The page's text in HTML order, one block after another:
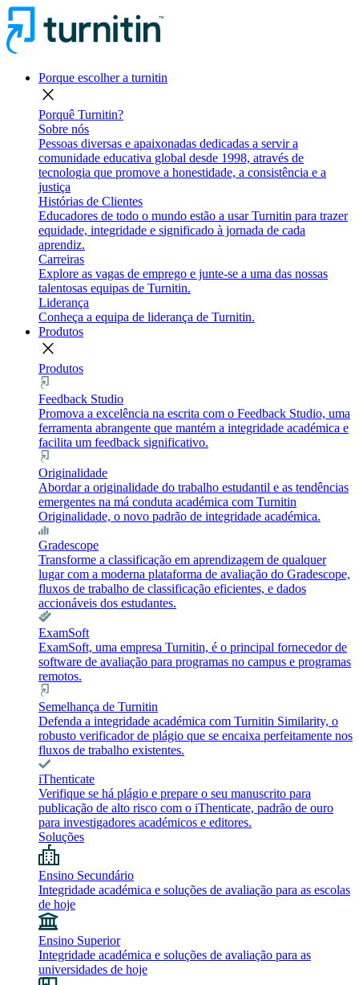
Porque escolher a turnitin
close
Porquê Turnitin?
Sobre nós
Pessoas diversas e apaixonadas dedicadas a servir a
comunidade educativa global desde 1998, através de
tecnologia que promove a honestidade, a consistência e a
justiça
Histórias de Clientes
Educadores de todo o mundo estão a usar Turnitin para trazer
equidade, integridade e significado à jornada de cada
aprendiz.
Carreiras
Explore as vagas de emprego e junte-se a uma das nossas
talentosas equipas de Turnitin.
Liderança
Conheça a equipa de liderança de Turnitin.
Produtos
close
Produtos
Feedback Studio
Promova a excelência na escrita com o Feedback Studio, uma
ferramenta abrangente que mantém a integridade académica e
facilita um feedback significativo.
Originalidade
Abordar a originalidade do trabalho estudantil e as tendências
emergentes na má conduta académica com Turnitin
Originalidade, o novo padrão de integridade académica.
Gradescope
Transforme a classificação em aprendizagem de qualquer
lugar com a moderna plataforma de avaliação do Gradescope,
fluxos de trabalho de classificação eficientes, e dados
accionáveis dos estudantes.
ExamSoft
ExamSoft, uma empresa Turnitin, é o principal fornecedor de
software de avaliação para programas no campus e programas
remotos.
Semelhança de Turnitin
Defenda a integridade académica com Turnitin Similarity, o
robusto verificador de plágio que se encaixa perfeitamente nos
fluxos de trabalho existentes.
iThenticate
Verifique se há plágio e prepare o seu manuscrito para
publicação de alto risco com o iThenticate, padrão de ouro
para investigadores académicos e editores.
Soluções
Ensino Secundário
Integridade académica e soluções de avaliação para as escolas
de hoje
Ensino Superior
Integridade académica e soluções de avaliação para as
universidades de hoje